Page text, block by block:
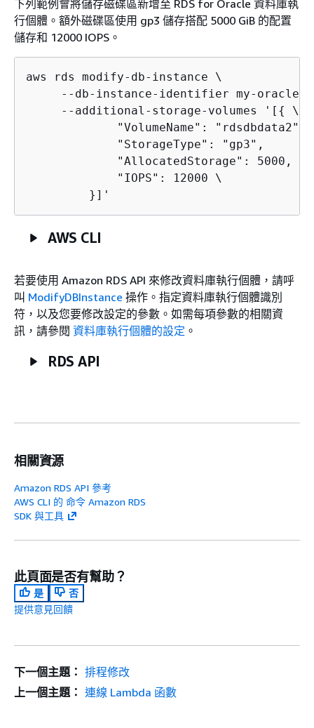
下列範例會將儲存磁碟區新增至 RDS for Oracle 資料庫執
行個體。額外磁碟區使用 gp3 儲存搭配 5000 GiB 的配置
儲存和 12000 IOPS。
aws rds modify-db-instance \
--db-instance-identifier my-oracle-
     --additional-storage-volumes '[
{
\
"VolumeName": "rdsdbdata2",
             "StorageType": "gp3",
             "AllocatedStorage": 5000, \
             "IOPS": 12000 \
         }]'
AWS CLI
若要使用 Amazon RDS API 來修改資料庫執行個體，請呼
叫 ModifyDBInstance 操作。指定資料庫執行個體識別
符，以及您要修改設定的參數。如需每項參數的相關資
訊，請參閱 資料庫執行個體的設定 。
RDS API
相關資源
Amazon RDS API 參考
AWS CLI 的 命令 Amazon RDS
SDK 與工具
此頁面是否有幫助？
是
否
提供意見回饋
下一個主題： 排程修改
上一個主題： 連線 Lambda 函數